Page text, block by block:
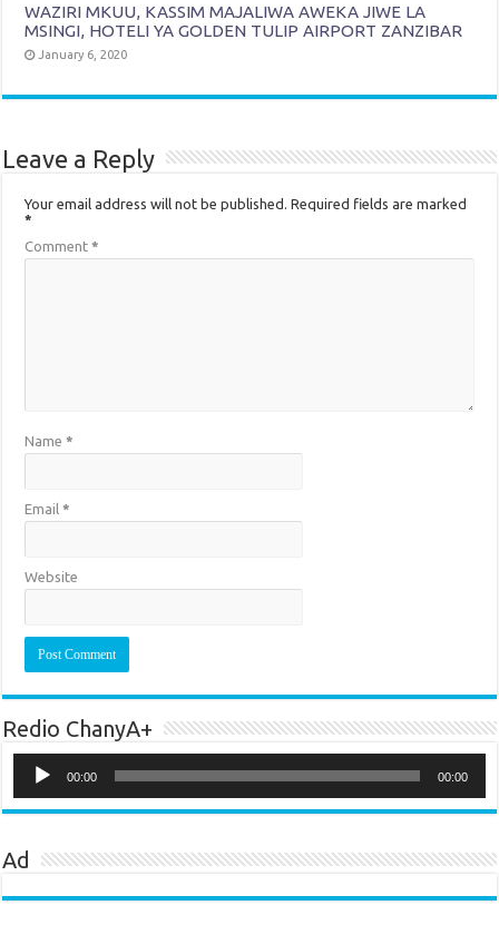
WAZIRI MKUU, KASSIM MAJALIWA AWEKA JIWE LA
MSINGI, HOTELI YA GOLDEN TULIP AIRPORT ZANZIBAR
January 6, 2020
Leave a Reply
Your email address will not be published. Required fields are marked
*
Comment*
Name*
Email*
Website
Redio ChanyA+
Player
00:00 00:00
Ad